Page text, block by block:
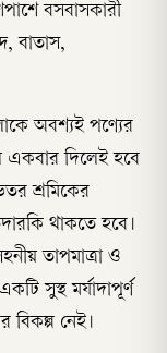
বসবাসকারী
বাতাস,
অবশ্যই পণ্যের
একবার দিলেই হবে
শ্রমিকের
থাকতে হবে।
তাপমাত্রা ও
সুস্থ মর্যাদাপূর্ণ
বিকল্প নেই।